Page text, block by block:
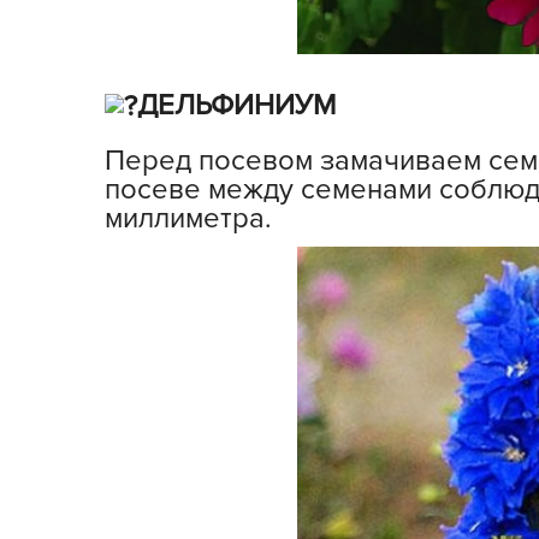
ДЕЛЬФИНИУМ
Перед посевом замачиваем
посеве между семенами
миллиметра.